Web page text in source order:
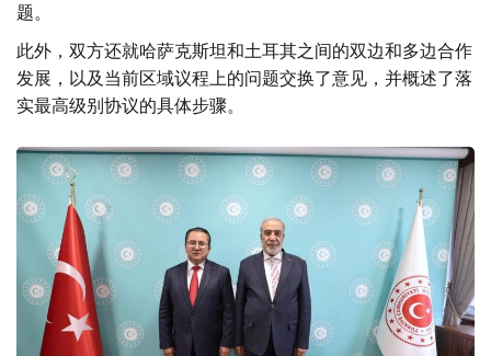
题。
此外，双方还就哈萨克斯坦和土耳其之间的双边和多边合作
发展，以及当前区域议程上的问题交换了意见，并概述了落
实最高级别协议的具体步骤。